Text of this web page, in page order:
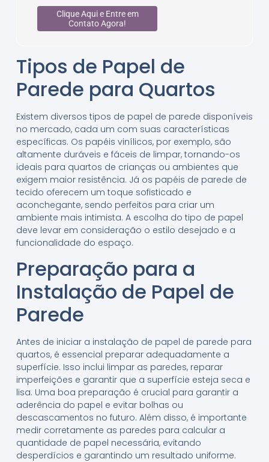
Clique Aqui e Entre em
Contato Agora!
Tipos de Papel de
Parede para Quartos
Existem diversos tipos de papel de parede disponíveis
no mercado, cada um com suas características
específicas. Os papéis vinílicos, por exemplo, são
altamente duráveis e fáceis de limpar, tornando-os
ideais para quartos de crianças ou ambientes que
exigem maior resistência. Já os papéis de parede de
tecido oferecem um toque sofisticado e
aconchegante, sendo perfeitos para criar um
ambiente mais intimista. A escolha do tipo de papel
deve levar em consideração o estilo desejado e a
funcionalidade do espaço.
Preparação para a
Instalação de Papel de
Parede
Antes de iniciar a instalação de papel de parede para
quartos, é essencial preparar adequadamente a
superfície. Isso inclui limpar as paredes, reparar
imperfeições e garantir que a superfície esteja seca e
lisa. Uma boa preparação é crucial para garantir a
aderência do papel e evitar bolhas ou
descascamentos no futuro. Além disso, é importante
medir corretamente as paredes para calcular a
quantidade de papel necessária, evitando
desperdícios e garantindo um resultado uniforme.